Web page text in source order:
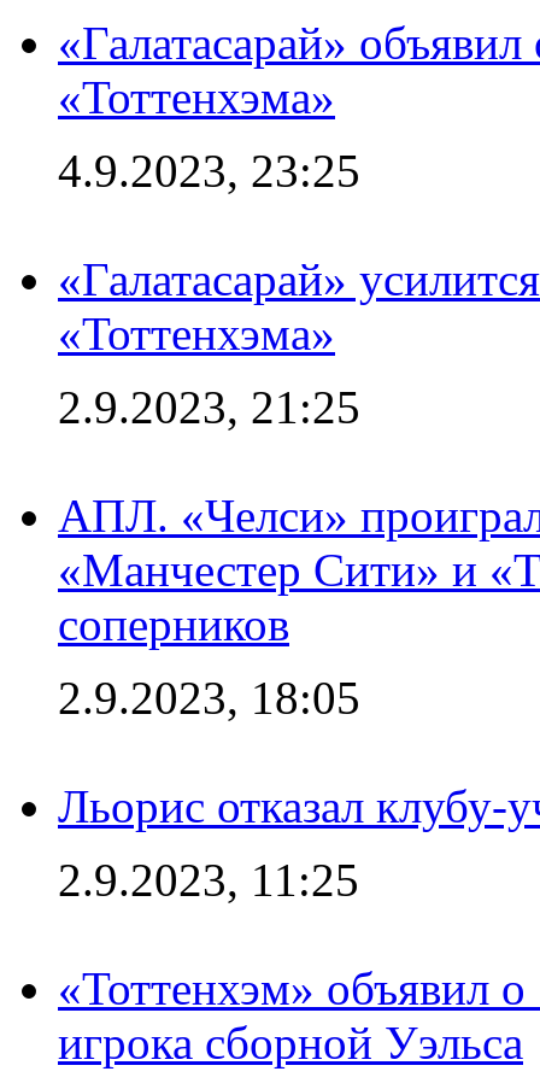
«Галатасарай»
«Тоттенхэма»
4.9.2023, 23:25
«Галатасарай»
«Тоттенхэма»
2.9.2023, 21:25
АПЛ. «Челси»
«Манчестер Сити» и
соперников
2.9.2023, 18:05
Льорис отказал клубу-
2.9.2023, 11:25
«Тоттенхэм» объявил
игрока сборной Уэльса